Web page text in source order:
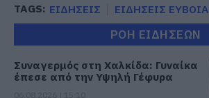
TAGS: ΕΙΔΗΣΕΙΣ ΕΙΔΗΣΕΙΣ ΕΥΒΟΙΑ
ΡΟΗ ΕΙΔΗΣΕΩΝ
Συναγερμός στη Χαλκίδα: Γυναίκα
έπεσε από την Υψηλή Γέφυρα